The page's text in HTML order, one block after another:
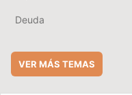
Deuda
VER MÁS TEMAS